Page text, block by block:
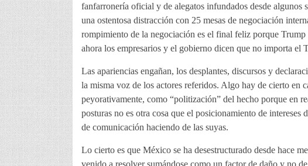
fanfarronería oficial y de alegatos infundados desde algunos
una ostentosa distracción con 25 mesas de negociación
rompimiento de la negociación es el final feliz porque
ahora los empresarios y el gobierno dicen que no importa
Las apariencias engañan, los desplantes, discursos y
la misma voz de los actores referidos. Algo hay de cierto en
peyorativamente, como “politización” del hecho porque en
posturas no es otra cosa que el posicionamiento de intereses
de comunicación haciendo de las suyas.
Lo cierto es que México se ha desestructurado desde hace
venido a resolver sumándose como un factor de daño y no